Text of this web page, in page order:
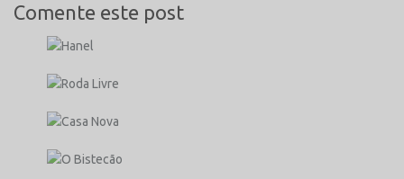
Comente este post